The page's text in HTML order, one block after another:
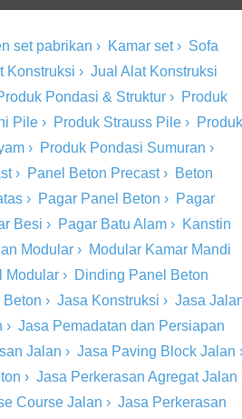
set pabrikan › Kamar set› Sofa
Konstruksi › Jual Alat Konstruksi
Pondasi & Struktur › Produk
Pile › Produk Strauss Pile › Produk
› Produk Pondasi Sumuran ›
› Panel Beton Precast› Beton
› Pagar Panel Beton › Pagar
Besi › Pagar Batu Alam › Kanstin
Modular › Modular Kamar Mandi
Modular › Dinding Panel Beton
Beton › Jasa Konstruksi › Jasa
› Jasa Pemadatan dan Persiapan
Jalan › Jasa Paving Block Jalan
› Jasa Perkerasan Agregat Jalan
Course Jalan › Jasa Perkerasan